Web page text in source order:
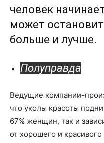
человек
может
больше и лучше.
Полуправда
Ведущие компании-
что уколы красоты
67% женщин, так и
от хорошего и